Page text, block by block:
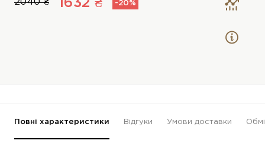
2040 ₴ 1632 ₴ -20%
Повні характеристики Відгуки Умови доставки